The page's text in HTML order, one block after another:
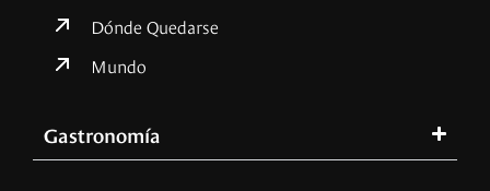
Dónde Quedarse
Mundo
Gastronomía